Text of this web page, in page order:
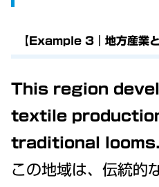
【Example 3｜地方産業と
This region
textile
traditional looms.
この地域は、伝統的